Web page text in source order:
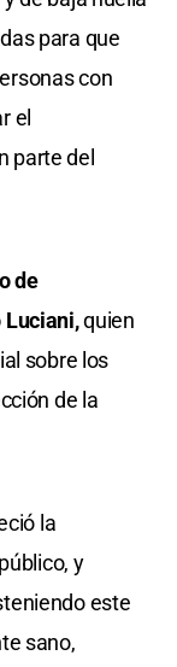
para que
con
el
parte del
de
Luciani,quien
sobre los
de la
la
y
este
sano,